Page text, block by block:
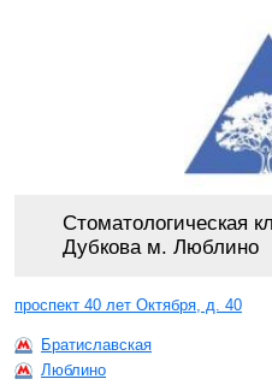
Стоматологическая
Дубкова м. Люблино
проспект 40 лет Октября, д. 40
Братиславская
Люблино